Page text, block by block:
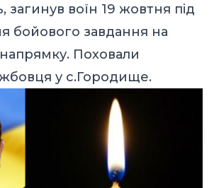
загинув воїн 19 жовтня під
бойового завдання на
Поховали
у с.Городище.